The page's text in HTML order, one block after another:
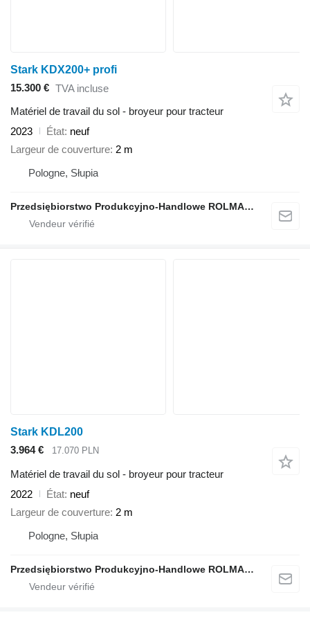
Stark KDX200+ profi
15.300 € TVA incluse
Matériel de travail du sol - broyeur pour tracteur
2023
État neuf
Largeur de couverture 2 m
Pologne, Słupia
Przedsiębiorstwo Produkcyjno-Handlowe ROLMAPOL Marcin Dziekan
Stark KDL200
3.964 €
17.070 PLN
Matériel de travail du sol - broyeur pour tracteur
2022
État neuf
Largeur de couverture 2 m
Pologne, Słupia
Przedsiębiorstwo Produkcyjno-Handlowe ROLMAPOL Marcin Dziekan